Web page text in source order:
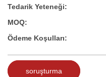
Tedarik Yeteneği:
MOQ:
Ödeme Koşulları:
soruşturma